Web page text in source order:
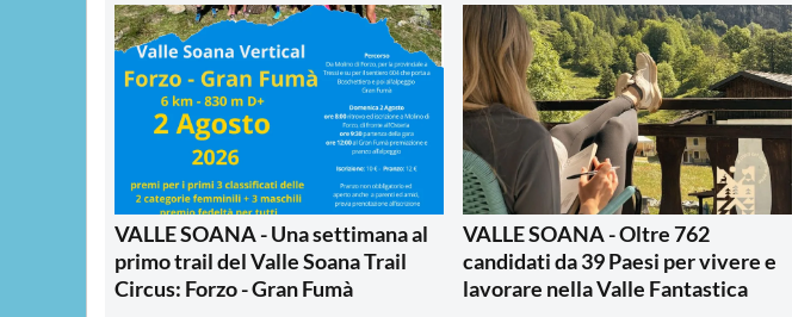
VALLE SOANA - Una settimana al
primo trail del Valle Soana Trail
Circus: Forzo - Gran Fumà
VALLE SOANA - Oltre 762
candidati da 39 Paesi per vivere e
lavorare nella Valle Fantastica